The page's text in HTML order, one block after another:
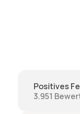
Positives
3.951